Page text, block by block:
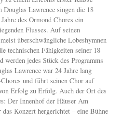
Douglas Lawrence singen die 18
des Ormond Chores ein
Flusses. Auf seinen
überschwängliche Lobeshymnen
technischen Fähigkeiten seiner 18
werden jedes Stück des Programms
Lawrence war 24 Jahre lang
und führt seinen Chor auf
Erfolg zu Erfolg. Auch der Ort des
Der Innenhof der Häuser Am
Konzert hergerichtet – eine Bühne